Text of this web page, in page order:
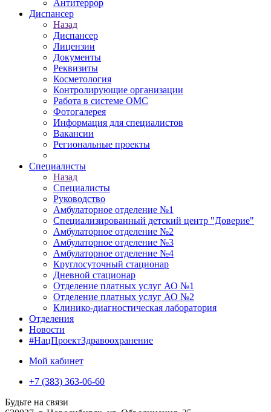
Антитеррор
Диспансер
Назад
Диспансер
Лицензии
Документы
Реквизиты
Косметология
Контролирующие организации
Работа в системе ОМС
Фотогалерея
Информация для специалистов
Вакансии
Региональные проекты
Специалисты
Назад
Специалисты
Руководство
Амбулаторное отделение №1
Специализированный детский центр "Доверие"
Амбулаторное отделение №2
Амбулаторное отделение №3
Амбулаторное отделение №4
Круглосуточный стационар
Дневной стационар
Отделение платных услуг АО №1
Отделение платных услуг АО №2
Клинико-диагностическая лаборатория
Отделения
Новости
#НацПроектЗдравоохранение
Мой кабинет
+7 (383) 363-06-60
Будьте на связи